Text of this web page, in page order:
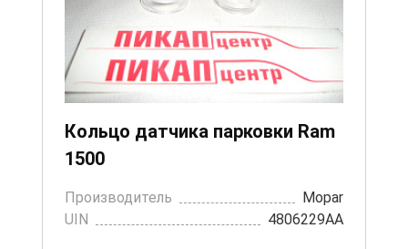
Кольцо датчика парковки Ram
1500
Производитель
Mopar
UIN
4806229AA